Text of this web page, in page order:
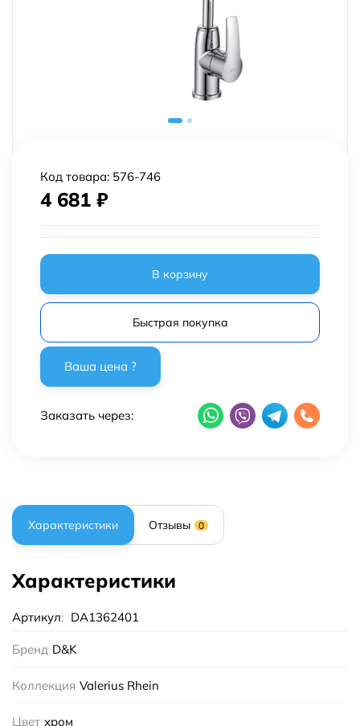
Код товара: 576-746
4 681 ₽
В корзину
Быстрая покупка
Заказать через:
Характеристики Отзывы 0
Характеристики
Артикул: DA1362401
Бренд D&K
Коллекция Valerius Rhein
Цвет хром